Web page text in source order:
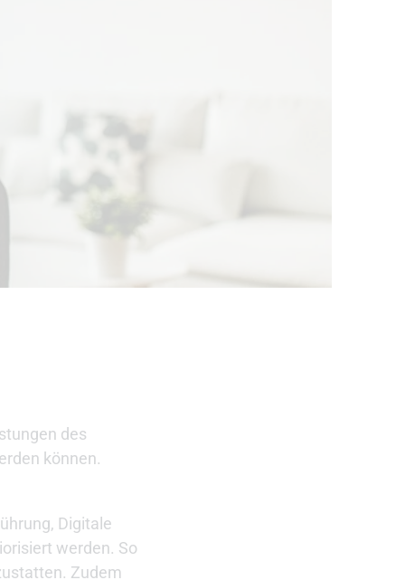
des
können.
Digitale
werden. So
Zudem